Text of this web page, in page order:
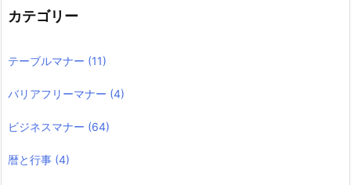
カテゴリー
テーブルマナー (11)
バリアフリーマナー (4)
ビジネスマナー (64)
暦と行事 (4)